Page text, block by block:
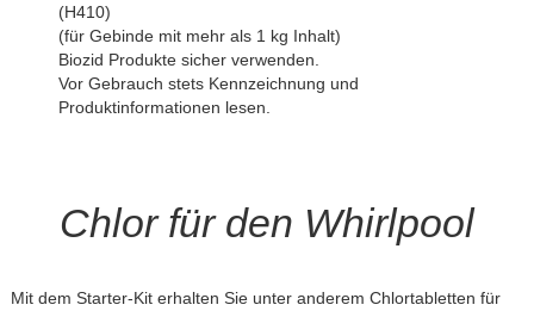
(H410)
(für Gebinde mit mehr als 1 kg Inhalt)
Biozid Produkte sicher verwenden.
Vor Gebrauch stets Kennzeichnung und
Produktinformationen lesen.
Chlor für den Whirlpool
Mit dem Starter-Kit erhalten Sie unter anderem Chlortabletten für